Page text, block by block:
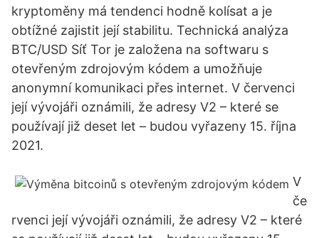
kryptoměny má tendenci hodně kolísat a je
obtížné zajistit její stabilitu. Technická analýza
BTC/USD Síť Tor je založena na softwaru s
otevřeným zdrojovým kódem a umožňuje
anonymní komunikaci přes internet. V červenci
její vývojáři oznámili, že adresy V2 – které se
používají již deset let – budou vyřazeny 15. října
2021.
V
če
rvenci její vývojáři oznámili, že adresy V2 – které